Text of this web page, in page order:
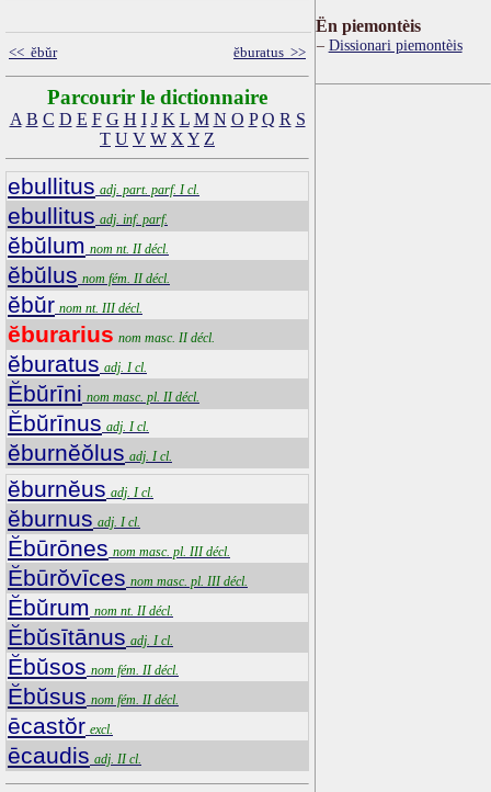
<< ĕbŭr ĕburatus >>
Parcourir le dictionnaire
A B C D E F G H I J K L M N O P Q R S
T U V W X Y Z
ebullitus adj. part. parf. I cl.
ebullitus adj. inf. parf.
ĕbŭlum nom nt. II décl.
ĕbŭlus nom fém. II décl.
ĕbŭr nom nt. III décl.
ĕburarius nom masc. II décl.
ĕburatus adj. I cl.
Ĕbŭrīni nom masc. pl. II décl.
Ĕbŭrīnus adj. I cl.
ĕburnĕŏlus adj. I cl.
ĕburnĕus adj. I cl.
ĕburnus adj. I cl.
Ĕbūrōnes nom masc. pl. III décl.
Ĕbūrŏvīces nom masc. pl. III décl.
Ĕbŭrum nom nt. II décl.
Ĕbŭsītānus adj. I cl.
Ĕbŭsos nom fém. II décl.
Ĕbŭsus nom fém. II décl.
ēcastŏr excl.
ēcaudis adj. II cl.
Ën piemontèis
Dissionari piemontèis